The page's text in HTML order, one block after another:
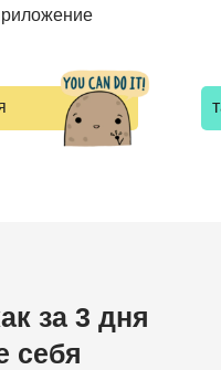
за 3 дня
себя